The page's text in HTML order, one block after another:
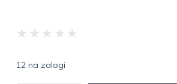
★ ★ ★ ★ ★
12 na zalogi